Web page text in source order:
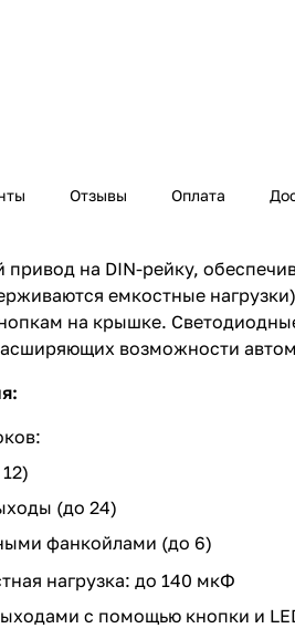
Отзывы Оплата
на DIN-рейку,
емкостные
на крышке.
возможности
(до 24)
фанкойлами (до 6)
нагрузка: до 140 мкФ
с помощью кнопки и